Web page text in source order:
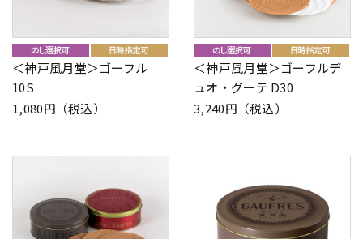
＜神戸風月堂＞ゴーフル
10S
1,080円（税込）
＜神戸風月堂＞ゴーフルデ
ュオ・グーテ D30
3,240円（税込）